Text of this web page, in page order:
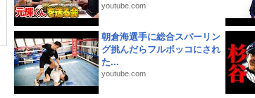
youtube.com
朝倉海選手に総合スパーリン
グ挑んだらフルボッコにされ
た...
youtube.com